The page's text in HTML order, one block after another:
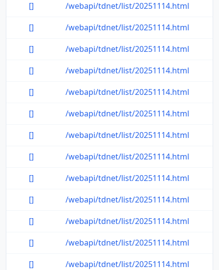
[]
/webapi/tdnet/list/20251114.html
[]
/webapi/tdnet/list/20251114.html
[]
/webapi/tdnet/list/20251114.html
[]
/webapi/tdnet/list/20251114.html
[]
/webapi/tdnet/list/20251114.html
[]
/webapi/tdnet/list/20251114.html
[]
/webapi/tdnet/list/20251114.html
[]
/webapi/tdnet/list/20251114.html
[]
/webapi/tdnet/list/20251114.html
[]
/webapi/tdnet/list/20251114.html
[]
/webapi/tdnet/list/20251114.html
[]
/webapi/tdnet/list/20251114.html
[]
/webapi/tdnet/list/20251114.html